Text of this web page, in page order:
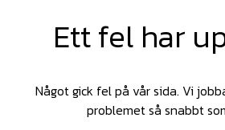
Ett fel har
Något gick fel på vår sida. Vi
problemet så snabbt